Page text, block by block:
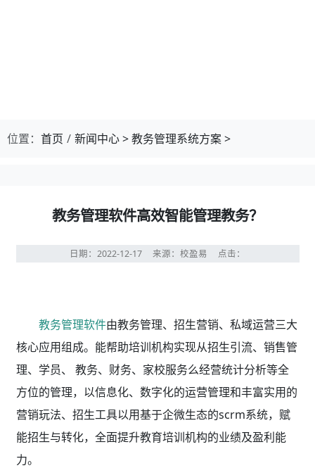
位置： 首页 新闻中心>教务管理系统方案>
教务管理软件高效智能管理教务？
日期：2022-12-17 来源：校盈易 点击：
教务管理软件由教务管理、招生营销、私域运营三大
核心应用组成。能帮助培训机构实现从招生引流、销售管
理、学员、 教务、财务、家校服务么经营统计分析等全
方位的管理，以信息化、数字化的运营管理和丰富实用的
营销玩法、招生工具以用基于企微生态的scrm系统，赋
能招生与转化，全面提升教育培训机构的业绩及盈利能
力。